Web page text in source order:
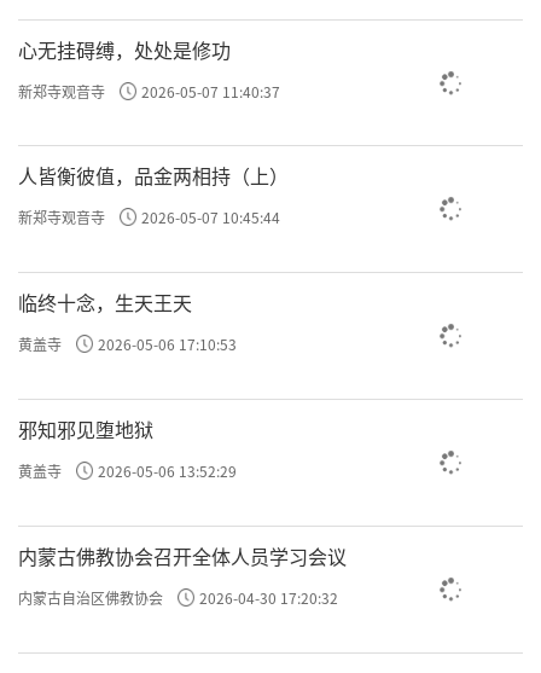
许方勇解读《了凡四训》（二十）
许方勇解读《了凡四训》（二一）
许方勇解读《了凡四训》（二三）
许方勇解读《了凡四训》（二四）
许方勇解读《了凡四训》（二七）
许方勇解读《了凡四训》（二八）
许方勇解读《了凡四训》（三零）
许方勇解读《了凡四训》（三一）
心无挂碍缚，处处是修功
新郑寺观音寺 2026-05-07 11:40:37
人皆衡彼值，品金两相持（上）
新郑寺观音寺 2026-05-07 10:45:44
临终十念，生天王天
黄盖寺 2026-05-06 17:10:53
邪知邪见堕地狱
黄盖寺 2026-05-06 13:52:29
内蒙古佛教协会召开全体人员学习会议
内蒙古自治区佛教协会 2026-04-30 17:20:32